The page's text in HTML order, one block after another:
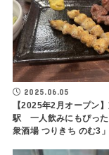
2025.06.05
【2025年2月オープン
駅 一人飲みにもぴった
衆酒場 つりきち のむ3」